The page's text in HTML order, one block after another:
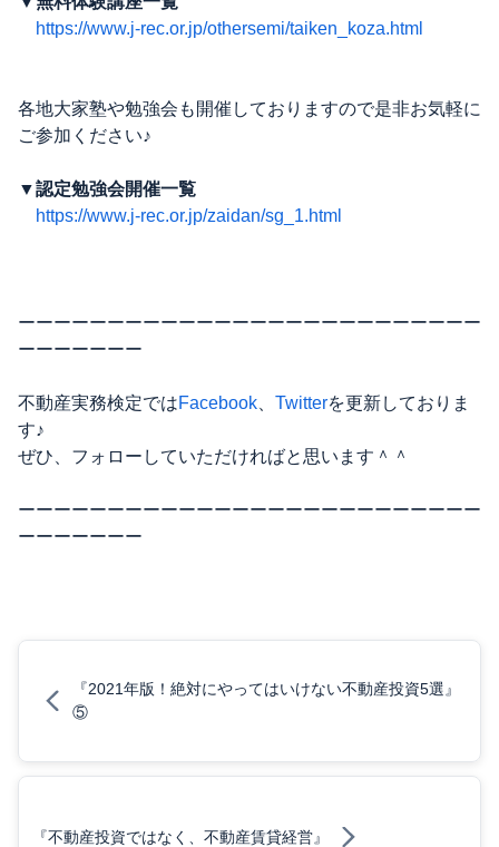
https://www.j-rec.or.jp/othersemi/taiken_koza.html
各地大家塾や勉強会も開催しておりますので是非お気軽に
ご参加ください♪
▼認定勉強会開催一覧
https://www.j-rec.or.jp/zaidan/sg_1.html
ーーーーーーーーーーーーーーーーーーーーーーーーーー
ーーーーーーー
不動産実務検定ではFacebook Twitterを更新しておりま
す♪
ぜひ、フォローしていただければと思います＾＾
ーーーーーーーーーーーーーーーーーーーーーーーーーー
ーーーーーーー
『2021年版！絶対にやってはいけない不動産投資5選』
⑤
『不動産投資ではなく、不動産賃貸経営』